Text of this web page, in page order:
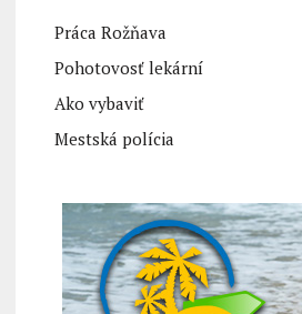
Práca Rožňava
Pohotovosť lekární
Ako vybaviť
Mestská polícia